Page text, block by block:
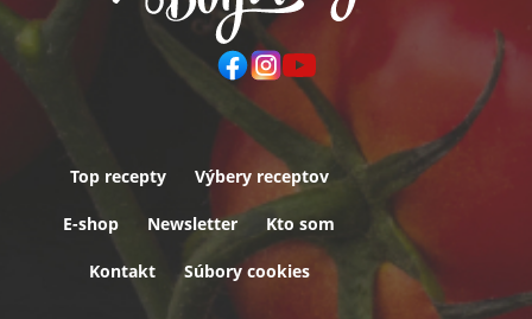
Top recepty Výbery receptov
E-shop Newsletter Kto som
Kontakt Súbory cookies